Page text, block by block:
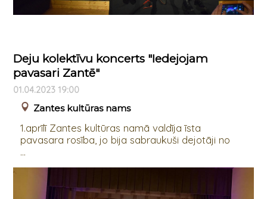
Deju kolektīvu koncerts "Iedejojam
pavasari Zantē"
01.04.2023 19:00
Zantes kultūras nams
1.aprīlī Zantes kultūras namā valdīja īsta
pavasara rosība, jo bija sabraukuši dejotāji no
...